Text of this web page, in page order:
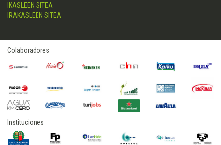
IKASLEEN SITEA
IRAKASLEEN SITEA
Colaboradores
Instituciones